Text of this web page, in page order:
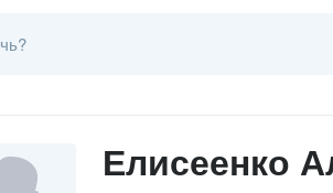
Елисеенко